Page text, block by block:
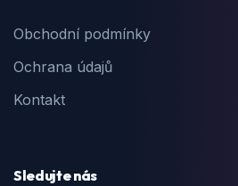
Obchodní podmínky
Ochrana údajů
Kontakt
Sledujte nás